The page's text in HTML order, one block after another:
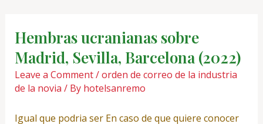
contentHembras ucranianas sobre
Madrid, Sevilla, Barcelona (2022)
Leave a Comment/orden de correo de la industria
de la novia / By hotelsanremo
Igual que podri­a ser En caso de que quiere conocer